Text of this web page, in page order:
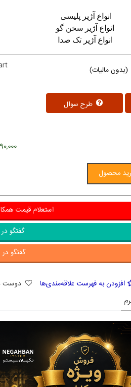
انواع آژیر پلیسی
انواع آژیر سخن گو
انواع آژیرتک صدا
(بدون مالیات)
290,000
محصول
استعلام قیمت
گفتگو در
گفتگو در
افزودن به فهرست علاقه‌مندی‌ها دوست